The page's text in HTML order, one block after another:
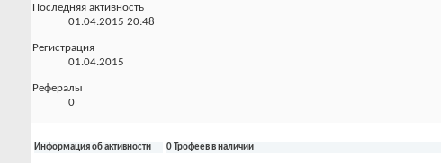
Последняя активность
01.04.2015 20:48
Регистрация
01.04.2015
Рефералы
0
Информация об активности 0 Трофеев в наличии